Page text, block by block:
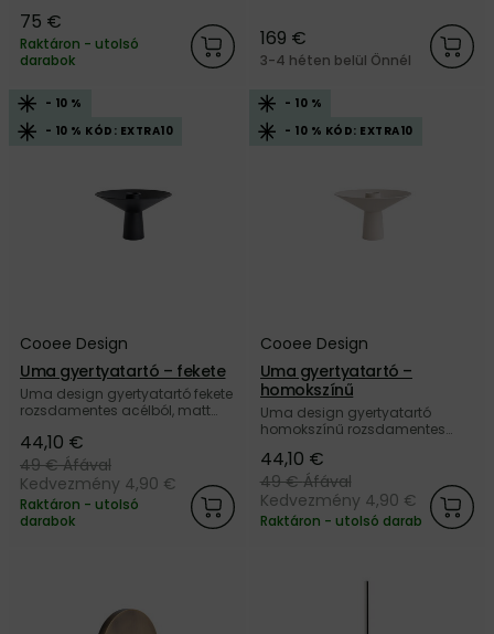
Normann Copenhagen
márkától.
75 €
Raktáron - utolsó
darabok
169 €
3-4 héten belül Önnél
- 10 %
- 10 % KÓD: EXTRA10
Cooee Design
Uma gyertyatartó – fekete
Uma design gyertyatartó fekete
rozsdamentes acélból, matt
márkától.
44,10 €
49 €Áfával
Kedvezmény 4,90 €
Raktáron - utolsó
darabok
- 10 %
- 10 % KÓD: EXTRA10
Cooee Design
Uma gyertyatartó –
homokszínű
Uma design gyertyatartó
homokszínű rozsdamentes
Cooee Design márkától.
44,10 €
49 €Áfával
Kedvezmény 4,90 €
Raktáron - utolsó darab